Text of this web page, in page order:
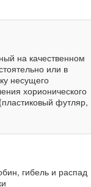
на качественном
или в
несущего
хорионического
футляр,
гибель и распад